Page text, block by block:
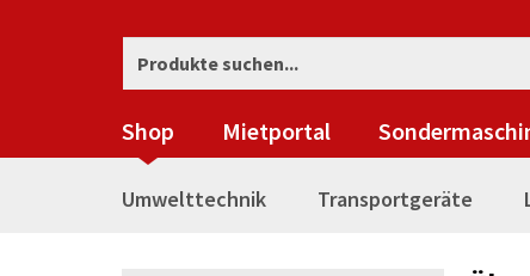
Shop Mietportal
Umwelttechnik Transportgeräte